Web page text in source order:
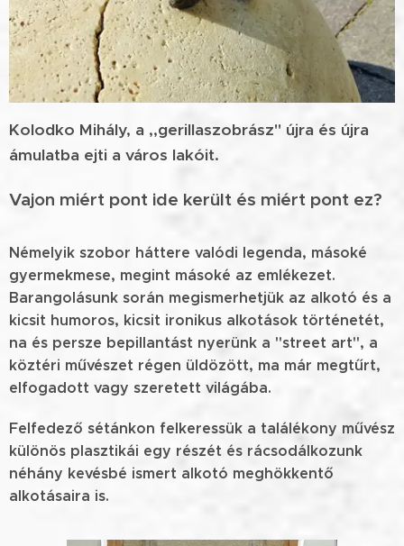
Kolodko Mihály, a ,,gerillaszobrász" újra és újra
ámulatba ejti a város lakóit.
Vajon miért pont ide került és miért pont ez?
Némelyik szobor háttere valódi legenda, másoké
gyermekmese, megint másoké az emlékezet.
Barangolásunk során megismerhetjük az alkotó és a
kicsit humoros, kicsit ironikus alkotások történetét,
na és persze bepillantást nyerünk a "street art", a
köztéri művészet régen üldözött, ma már megtűrt,
elfogadott vagy szeretett világába.
Felfedező sétánkon felkeressük a találékony művész
különös plasztikái egy részét és rácsodálkozunk
néhány kevésbé ismert alkotó meghökkentő
alkotásaira is.